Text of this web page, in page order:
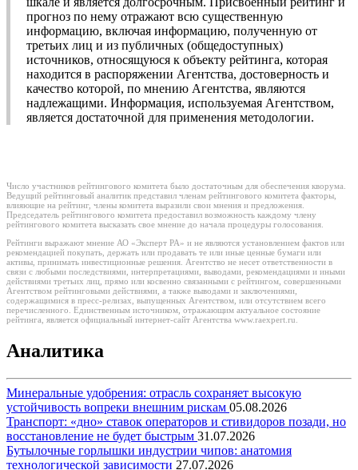
прогноз по нему отражают всю существенную
информацию, включая информацию, полученную от
третьих лиц и из публичных (общедоступных)
источников, относящуюся к объекту рейтинга, которая
находится в распоряжении Агентства, достоверность и
качество которой, по мнению Агентства, являются
надлежащими. Информация, используемая Агентством,
является достаточной для применения методологии.
Число участников рейтингового комитета было достаточным для обеспечения кворума.
Ведущий рейтинговый аналитик представил членам рейтингового комитета факторы,
влияющие на рейтинг, члены комитета выразили свои мнения и предложения.
Председатель рейтингового комитета предоставил возможность каждому члену
рейтингового комитета высказать свое мнение до начала процедуры голосования.
Рейтинги выражают мнение АО «Эксперт РА» и не являются установлением фактов или
рекомендацией покупать, держать или продавать те или иные ценные бумаги или
активы, принимать инвестиционные решения. Агентство не несет ответственности в
связи с любыми последствиями, интерпретациями, выводами, рекомендациями и иными
действиями третьих лиц, прямо или косвенно связанными с рейтингом, совершенными
Агентством рейтинговыми действиями, а также выводами и заключениями,
содержащимися в пресс-релизах, выпущенных Агентством, или отсутствием всего
перечисленного. Единственным источником, отражающим актуальное состояние
рейтинга, является официальный интернет-сайт Агентства www.raexpert.ru.
Аналитика
Минеральные удобрения: отрасль сохраняет высокую
устойчивость вопреки внешним рискам 05.08.2026
Транспорт: «дно» ставок операторов и стивидоров позади, но
восстановление не будет быстрым 31.07.2026
Бутылочные горлышки индустрии чипов: анатомия
технологической зависимости 27.07.2026